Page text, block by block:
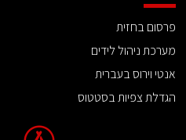
פרסום בחזית
מערכת ניהול לידים
אנטי וירוס בעברית
הגדלת צפיות בסטטוס